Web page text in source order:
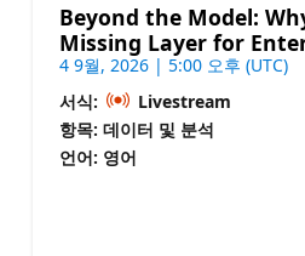
Beyond the Model:
Missing Layer for
4 9월, 2026 | 5:00 오후 (UTC)
서식:
Livestream
항목: 데이터 및 분석
언어: 영어